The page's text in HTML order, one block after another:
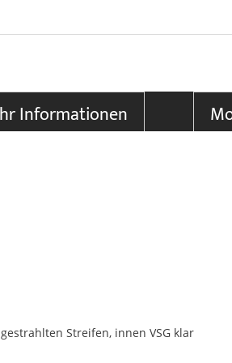
Informationen
Streifen, innen VSG klar